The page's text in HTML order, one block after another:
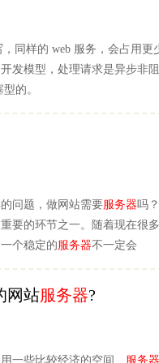
同样的 web 服务，会占用更
开发模型，处理请求是异步非
的。
问题，做网站需要服务器吗
要的环节之一。随着现在很
个稳定的服务器不一定会
网站服务器?
一些比较经济的空间、 服务器